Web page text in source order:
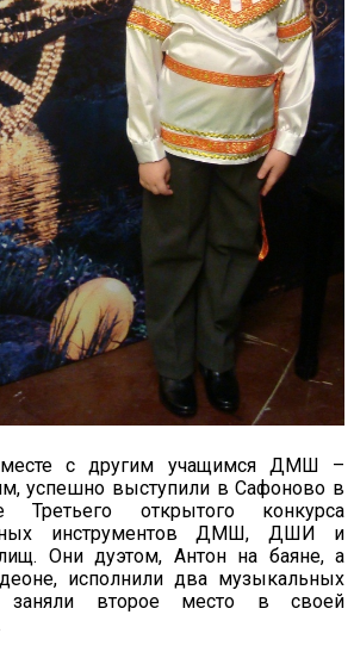
с другим учащимся ДМШ –
успешно выступили в Сафоново в
Третьего открытого конкурса
инструментов ДМШ, ДШИ и
Они дуэтом, Антон на баяне, а
исполнили два музыкальных
заняли второе место в своей